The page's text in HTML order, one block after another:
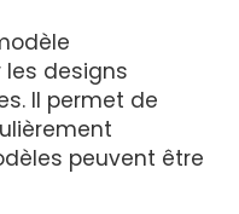
designs
Il permet de
peuvent être